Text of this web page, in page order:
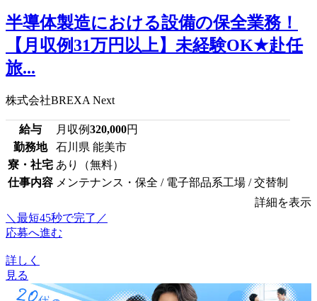
半導体製造における設備の保全業務！
【月収例31万円以上】未経験OK★赴任
旅...
株式会社BREXA Next
給与 月収例320,000円
勤務地
石川県 能美市
寮・社宅 あり（無料）
仕事内容 メンテナンス・保全 / 電子部品系工場 / 交替制
詳細を表示
＼最短45秒で完了／
応募へ進む
詳しく
見る